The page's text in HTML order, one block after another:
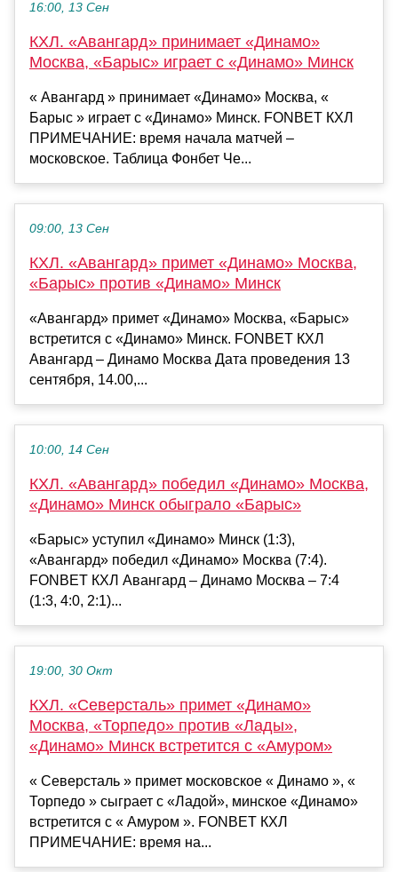
16:00, 13 Сен
КХЛ. «Авангард» принимает «Динамо»
Москва, «Барыс» играет с «Динамо» Минск
« Авангард » принимает «Динамо» Москва, «
Барыс » играет с «Динамо» Минск. FONBET КХЛ
ПРИМЕЧАНИЕ: время начала матчей –
московское. Таблица Фонбет Че...
09:00, 13 Сен
КХЛ. «Авангард» примет «Динамо» Москва,
«Барыс» против «Динамо» Минск
«Авангард» примет «Динамо» Москва, «Барыс»
встретится с «Динамо» Минск. FONBET КХЛ
Авангард – Динамо Москва Дата проведения 13
сентября, 14.00,...
10:00, 14 Сен
КХЛ. «Авангард» победил «Динамо» Москва,
«Динамо» Минск обыграло «Барыс»
«Барыс» уступил «Динамо» Минск (1:3),
«Авангард» победил «Динамо» Москва (7:4).
FONBET КХЛ Авангард – Динамо Москва – 7:4
(1:3, 4:0, 2:1)...
19:00, 30 Окт
КХЛ. «Северсталь» примет «Динамо»
Москва, «Торпедо» против «Лады»,
«Динамо» Минск встретится с «Амуром»
« Северсталь » примет московское « Динамо », «
Торпедо » сыграет с «Ладой», минское «Динамо»
встретится с « Амуром ». FONBET КХЛ
ПРИМЕЧАНИЕ: время на...